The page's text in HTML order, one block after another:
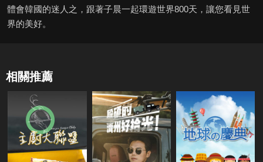
體會韓國的迷人之，跟著子晨一起環遊世界800天，讓您看見世
界的美好。
相關推薦